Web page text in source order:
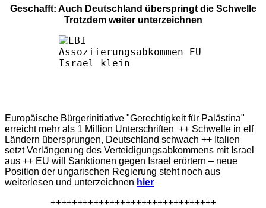
Geschafft: Auch Deutschland überspringt die Schwelle
Trotzdem weiter unterzeichnen
Europäische Bürgerinitiative "Gerechtigkeit für Palästina"
erreicht mehr als 1 Million Unterschriften ++ Schwelle in elf
Ländern übersprungen, Deutschland schwach ++ Italien
setzt Verlängerung des Verteidigungsabkommens mit Israel
aus ++ EU will Sanktionen gegen Israel erörtern – neue
Position der ungarischen Regierung steht noch aus
weiterlesen und unterzeichnen hier
+++++++++++++++++++++++++++++++